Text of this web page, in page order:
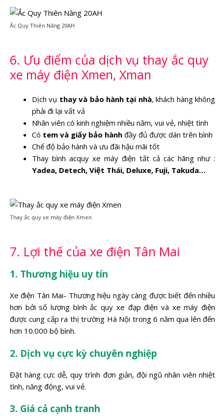
Ắc Quy Thiên Năng 20AH
6. Ưu điểm của dịch vụ thay ắc quy
xe máy điện Xmen, Xman
Dịch vụ thay và bảo hành tại nhà, khách hàng không
phải đi lại vất vả
Nhân viên có kinh nghiệm nhiều năm, vui vẻ, nhiệt tình
Có tem và giấy bảo hành đầy đủ được dán trên bình
Chế độ bảo hành và ưu đãi hậu mãi tốt
Thay bình acquy xe máy điện tất cả các hãng như :
Yadea, Detech, Việt Thái, Deluxe, Fuji, Takuda…
Thay ắc quy xe máy điện Xmen
7. Lợi thế của xe điện Tân Mai
1. Thương hiệu uy tín
Xe điện Tân Mai- Thương hiệu ngày càng được biết đến nhiều
hơn bởi số lượng bình ắc quy xe đạp điện và xe máy điện
được cung cấp ra thị trường Hà Nội trong 6 năm qua lên đến
hơn 10.000 bộ bình.
2. Dịch vụ cực kỳ chuyên nghiệp
Đặt hàng cực dễ, quy trình đơn giản, đội ngũ nhân viên nhiệt
tình, năng động, vui vẻ.
3. Giá cả cạnh tranh